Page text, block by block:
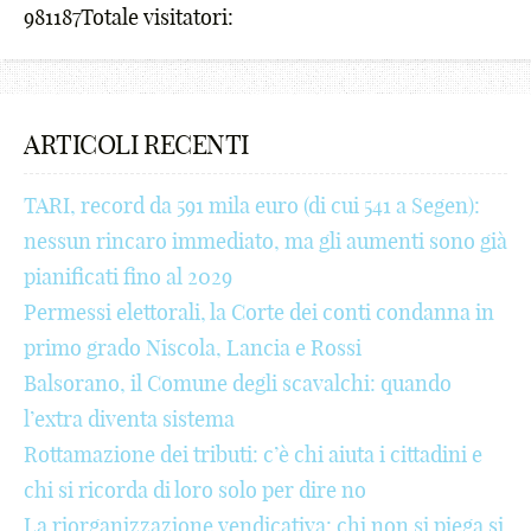
₪
%
*
(
)
;
:
[
]
6
7
_
-
+
!
@
#
$
6
7
_
-
+
!
@
#
$
_
-
@
#
$
€
¢
£
¥
d
e
h
i
j
k
l
m
n
-
+
#
$
€
¢
£
¥
₩
@
#
¢
£
¥
₩
₪
%
^
5
6
9
_
-
+
!
@
#
981187Totale visitatori:
ARTICOLI RECENTI
TARI, record da 591 mila euro (di cui 541 a Segen):
nessun rincaro immediato, ma gli aumenti sono già
pianificati fino al 2029
Permessi elettorali, la Corte dei conti condanna in
primo grado Niscola, Lancia e Rossi
Balsorano, il Comune degli scavalchi: quando
l’extra diventa sistema
Rottamazione dei tributi: c’è chi aiuta i cittadini e
chi si ricorda di loro solo per dire no
La riorganizzazione vendicativa: chi non si piega si